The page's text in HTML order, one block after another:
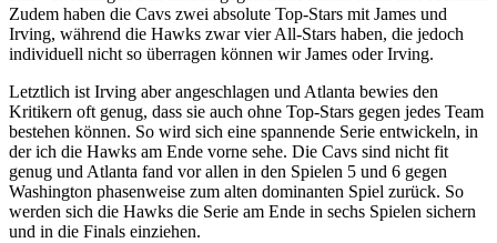
Zudem haben die Cavs zwei absolute Top-Stars mit James und
Irving, während die Hawks zwar vier All-Stars haben, die jedoch
individuell nicht so überragen können wir James oder Irving.
Letztlich ist Irving aber angeschlagen und Atlanta bewies den
Kritikern oft genug, dass sie auch ohne Top-Stars gegen jedes Team
bestehen können. So wird sich eine spannende Serie entwickeln, in
der ich die Hawks am Ende vorne sehe. Die Cavs sind nicht fit
genug und Atlanta fand vor allen in den Spielen 5 und 6 gegen
Washington phasenweise zum alten dominanten Spiel zurück. So
werden sich die Hawks die Serie am Ende in sechs Spielen sichern
und in die Finals einziehen.